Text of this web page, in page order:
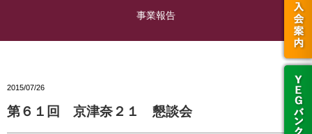
2015/07/26
第６１回 京津奈２１ 懇談会